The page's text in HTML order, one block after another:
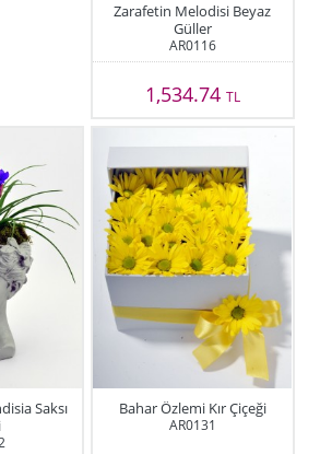
Zarafetin Melodisi Beyaz
Güller
AR0116
1,534.74 TL
Saksı
Bahar Özlemi Kır Çiçeği
AR0131